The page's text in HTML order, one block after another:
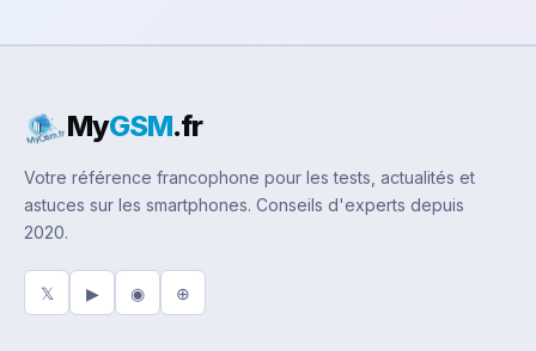
MyGSM.fr
Votre référence francophone pour les tests, actualités et
astuces sur les smartphones. Conseils d'experts depuis
2020.
𝕏 ▶ ◉ ⊕